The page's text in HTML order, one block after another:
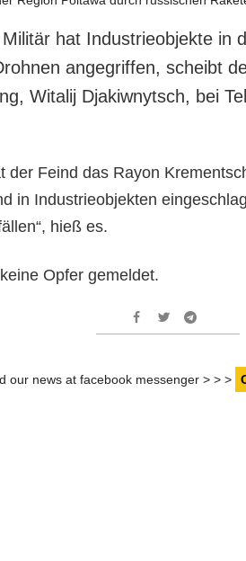
hat Industrieobjekte in
angegriffen, scheibt
Witalij Djakiwnytsch, bei
der Feind das Rayon
in Industrieobjekten
hieß es.
Opfer gemeldet.
our news at facebook messenger > > >